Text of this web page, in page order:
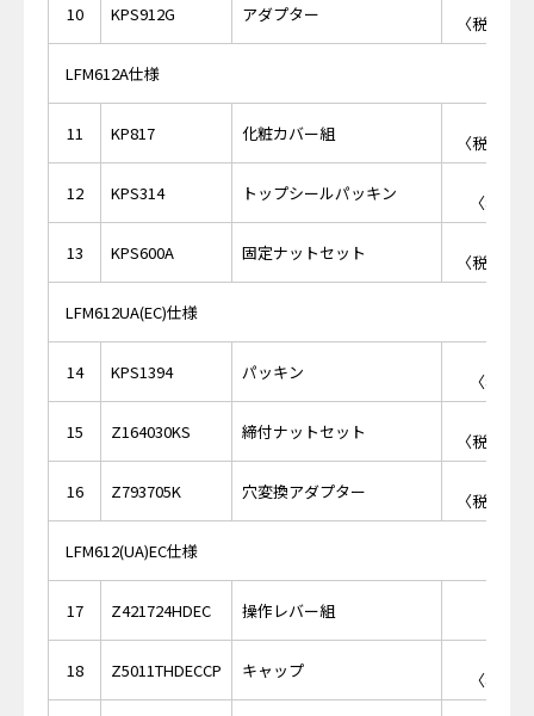
10 KPS912G アダプター
〈税抜価
LFM612A仕様
11 KP817 化粧カバー組
〈税抜価
12 KPS314 トップシールパッキン
〈税抜
13 KPS600A 固定ナットセット
〈税抜価
LFM612UA(EC)仕様
14 KPS1394 パッキン
〈税抜
15 Z164030KS 締付ナットセット
〈税抜価
16 Z793705K 穴変換アダプター
〈税抜価
LFM612(UA)EC仕様
17 Z421724HDEC 操作レバー組
18 Z5011THDECCP キャップ
〈税抜